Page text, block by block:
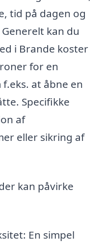
tid på dagen og
kan du
i Brande koster
for en
at åbne en
Specifikke
af
eller sikring af
kan påvirke
En simpel